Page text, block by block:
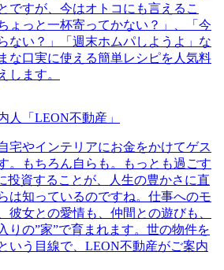
ですが、今はオトコにも言えるこ
ょっと一杯寄ってかない？」、「今
ない？」「週末ホムパしようよ」な
な口実に使える簡単レシピを人気料
します。
人「LEON不動産」
宅やインテリアにお金をかけてゲス
。もちろん自らも。もっとも過ごす
投資することが、人生の豊かさに直
は知っているのですね。仕事へのモ
彼女との愛情も、仲間との遊びも、
りの”家”で育まれます。世の物件を
いう目線で、LEON不動産がご案内